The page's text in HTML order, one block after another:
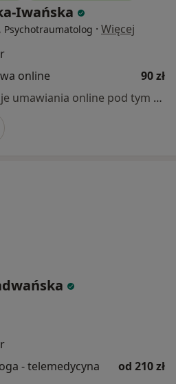
Iwańska
Psychotraumatolog · Więcej
online
90 zł
Specjalista nie oferuje umawiania online pod tym adresem.
- telemedycyna
od 210 zł